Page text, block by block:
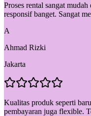
Proses rental sangat
responsif banget. Sangat
A
Ahmad Rizki
Jakarta
Kualitas produk seperti
pembayaran juga flexible.